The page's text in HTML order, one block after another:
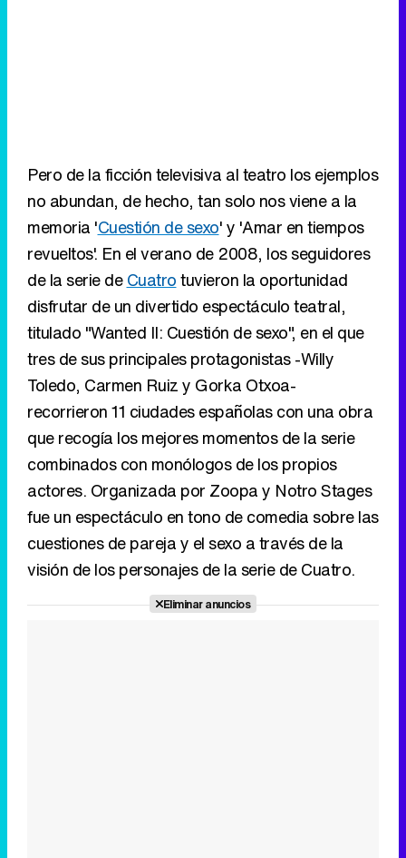
Pero de la ficción televisiva al teatro los ejemplos
no abundan, de hecho, tan solo nos viene a la
memoria 'Cuestión de sexo' y 'Amar en tiempos
revueltos'. En el verano de 2008, los seguidores
de la serie deCuatrotuvieron la oportunidad
disfrutar de un divertido espectáculo teatral,
titulado "Wanted II: Cuestión de sexo", en el que
tres de sus principales protagonistas -Willy
Toledo, Carmen Ruiz y Gorka Otxoa-
recorrieron 11 ciudades españolas con una obra
que recogía los mejores momentos de la serie
combinados con monólogos de los propios
actores. Organizada por Zoopa y Notro Stages
fue un espectáculo en tono de comedia sobre las
cuestiones de pareja y el sexo a través de la
visión de los personajes de la serie de Cuatro.
Eliminar anuncios